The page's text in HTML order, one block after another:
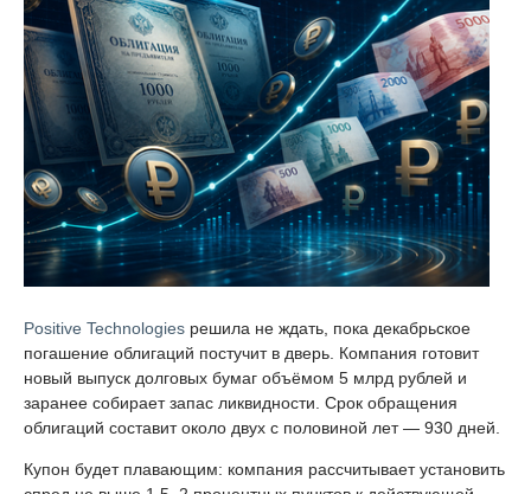
Positive Technologies решила не ждать, пока декабрьское
погашение облигаций постучит в дверь. Компания готовит
новый выпуск долговых бумаг объёмом 5 млрд рублей и
заранее собирает запас ликвидности. Срок обращения
облигаций составит около двух с половиной лет — 930 дней.
Купон будет плавающим: компания рассчитывает установить